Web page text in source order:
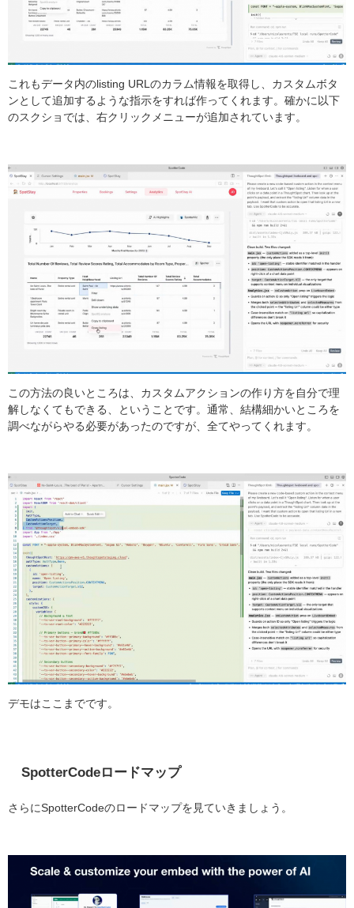
これもデータ内のlisting URLのカラム情報を取得し、カスタムボタ
ンとして追加するような指示をすれば作ってくれます。確かに以下
のスクショでは、右クリックメニューが追加されています。
この方法の良いところは、カスタムアクションの作り方を自分で理
解しなくてもできる、ということです。通常、結構細かいところを
調べながらやる必要があったのですが、全てやってくれます。
デモはここまでです。
SpotterCodeロードマップ
さらにSpotterCodeのロードマップを見ていきましょう。